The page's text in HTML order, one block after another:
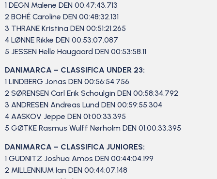
1 DEGN Malene DEN 00:47:43.713
2 BOHÉ Caroline DEN 00:48:32.131
3 THRANE Kristina DEN 00:51:21.265
4 LØNNE Rikke DEN 00:53:07.087
5 JESSEN Helle Haugaard DEN 00:53:58.11
DANIMARCA – CLASSIFICA UNDER 23:
1 LINDBERG Jonas DEN 00:56:54.756
2 SØRENSEN Carl Erik Schoulgin DEN 00:58:34.792
3 ANDRESEN Andreas Lund DEN 00:59:55.304
4 AASKOV Jeppe DEN 01:00:33.395
5 GØTKE Rasmus Wulff Nørholm DEN 01:00:33.395
DANIMARCA – CLASSIFICA JUNIORES:
1 GUDNITZ Joshua Amos DEN 00:44:04.199
2 MILLENNIUM Ian DEN 00:44:07.148